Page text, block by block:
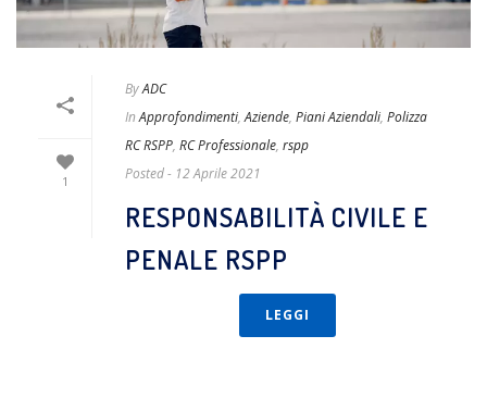
1
ByADC
In Approfondimenti,Aziende, Piani Aziendali, Polizza
RC RSPP, RC Professionale, rspp
Posted- 12 Aprile 2021
RESPONSABILITÀ CIVILE E
PENALE RSPP
LEGGI